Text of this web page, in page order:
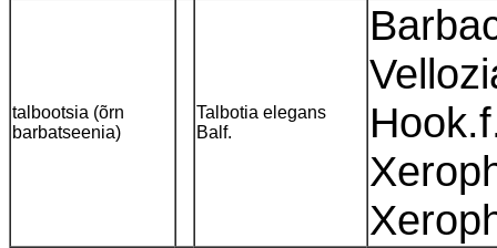
talbootsia (õrn
barbatseenia)
Talbotia elegans
Balf.